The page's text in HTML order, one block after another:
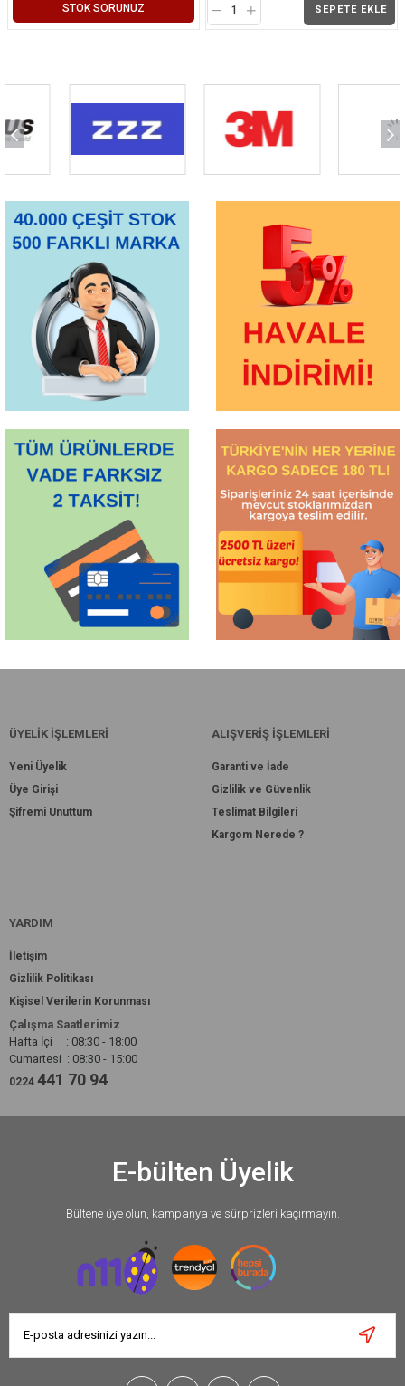
STOK SORUNUZ SEPETE EKLE
ÜYELİK İŞLEMLERİ
Yeni Üyelik
Üye Girişi
Şifremi Unuttum
ALIŞVERİŞ İŞLEMLERİ
Garanti ve İade
Gizlilik ve Güvenlik
Teslimat Bilgileri
Kargom Nerede ?
YARDIM
İletişim
Gizlilik Politikası
Kişisel Verilerin Korunması
Çalışma Saatlerimiz
Hafta İçi : 08:30 - 18:00
Cumartesi : 08:30 - 15:00
0224 441 70 94
E-bülten Üyelik
Bültene üye olun, kampanya ve sürprizleri kaçırmayın.